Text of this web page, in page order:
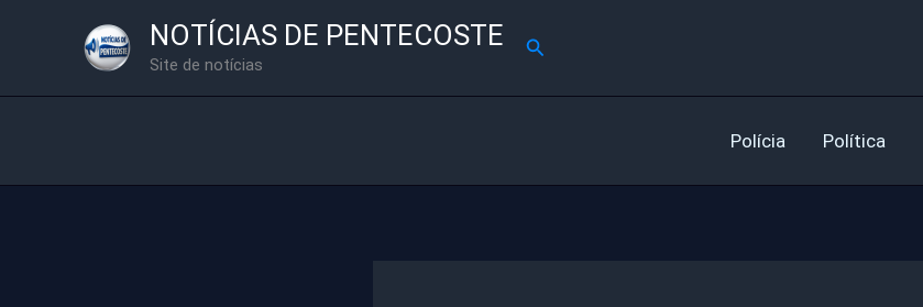
NOTÍCIAS DE PENTECOSTE
Site de notícias
Pesquisar
Polícia Política